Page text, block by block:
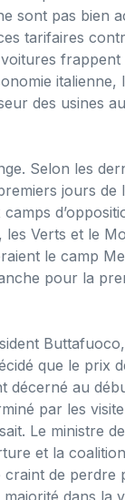
sont pas bien
tarifaires
frappent
italienne,
des usines
Selon les
jours de
les Verts et le
le camp
pour la
que le prix
décerné au
par les
Le ministre
et la
craint de perdre
dans la